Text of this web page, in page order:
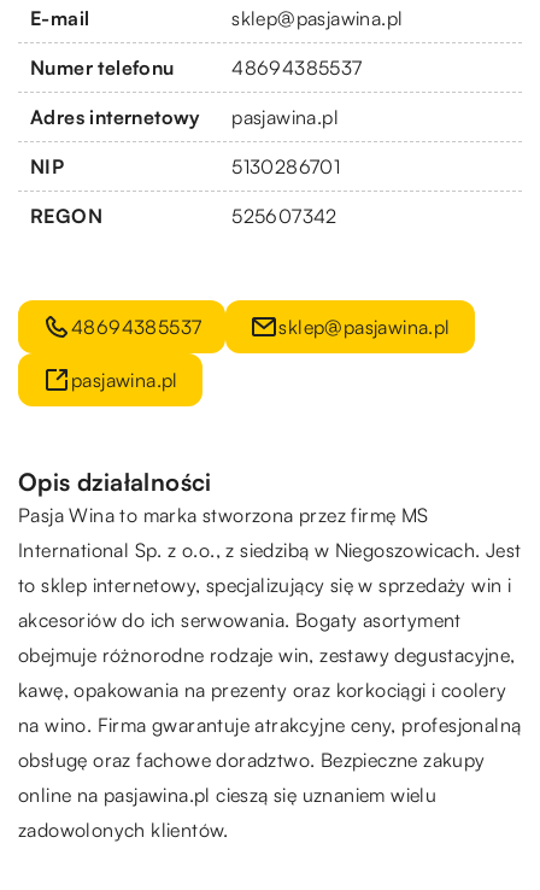
E-mail sklep@pasjawina.pl
Numer telefonu 48694385537
Adres internetowy pasjawina.pl
NIP 5130286701
REGON 525607342
48694385537 sklep@pasjawina.pl
pasjawina.pl
Opis działalności
Pasja Wina to marka stworzona przez firmę MS
International Sp. z o.o., z siedzibą w Niegoszowicach. Jest
to sklep internetowy, specjalizujący się w sprzedaży win i
akcesoriów do ich serwowania. Bogaty asortyment
obejmuje różnorodne rodzaje win, zestawy degustacyjne,
kawę, opakowania na prezenty oraz korkociągi i coolery
na wino. Firma gwarantuje atrakcyjne ceny, profesjonalną
obsługę oraz fachowe doradztwo. Bezpieczne zakupy
online na pasjawina.pl cieszą się uznaniem wielu
zadowolonych klientów.